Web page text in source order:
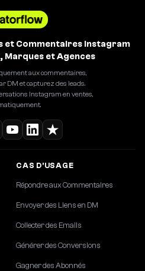
et Commentaires Instagram
et Agences
aux commentaires,
DM et capturez des leads.
Instagram en ventes,
CAS D'USAGE
Répondre aux Commentaires
Envoyer des Liens en DM
Collecter des Emails
Générer des Conversions
Gagner des Abonnés